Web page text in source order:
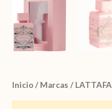
Inicio/ Marcas / LATTAFA